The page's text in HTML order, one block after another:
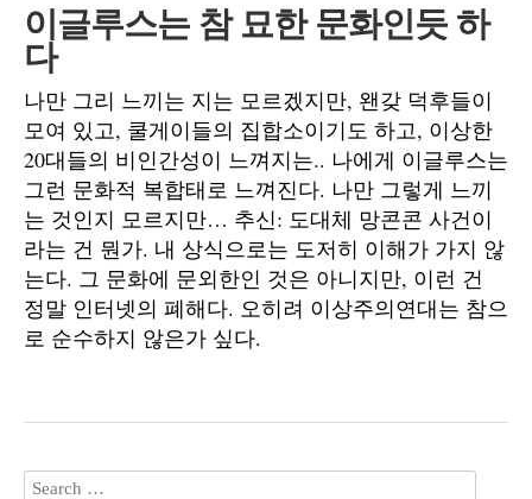
이글루스는 참 묘한 문화인듯 하
다
나만 그리 느끼는 지는 모르겠지만, 왠갖 덕후들이
모여 있고, 쿨게이들의 집합소이기도 하고, 이상한
20대들의 비인간성이 느껴지는.. 나에게 이글루스는
그런 문화적 복합태로 느껴진다. 나만 그렇게 느끼
는 것인지 모르지만… 추신: 도대체 망콘콘 사건이
라는 건 뭔가. 내 상식으로는 도저히 이해가 가지 않
는다. 그 문화에 문외한인 것은 아니지만, 이런 건
정말 인터넷의 폐해다. 오히려 이상주의연대는 참으
로 순수하지 않은가 싶다.